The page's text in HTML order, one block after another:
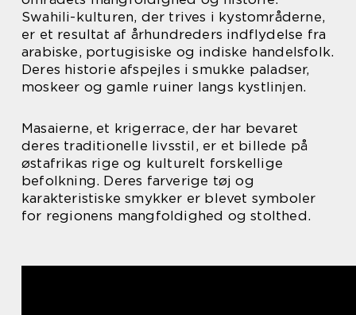
Swahili-kulturen, der trives i kystområderne,
er et resultat af århundreders indflydelse fra
arabiske, portugisiske og indiske handelsfolk.
Deres historie afspejles i smukke paladser,
moskeer og gamle ruiner langs kystlinjen.
Masaierne, et krigerrace, der har bevaret
deres traditionelle livsstil, er et billede på
østafrikas rige og kulturelt forskellige
befolkning. Deres farverige tøj og
karakteristiske smykker er blevet symboler
for regionens mangfoldighed og stolthed.